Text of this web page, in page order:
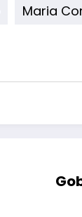
Maria